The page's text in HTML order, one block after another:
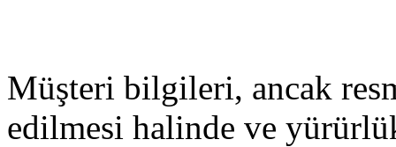
Müşteri bilgileri, ancak
edilmesi halinde ve